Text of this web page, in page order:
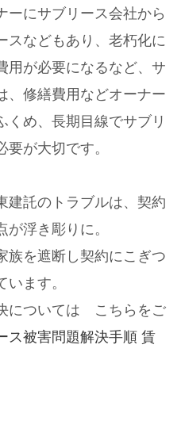
ーにサブリース会社から
スなどもあり、老朽化に
用が必要になるなど、サ
、修繕費用などオーナー
くめ、長期目線でサブリ
が大切です。
建託のトラブルは、契約
浮き彫りに。
族を遮断し契約にこぎつ
ます。
については こちらをご
ス被害問題解決手順 賃